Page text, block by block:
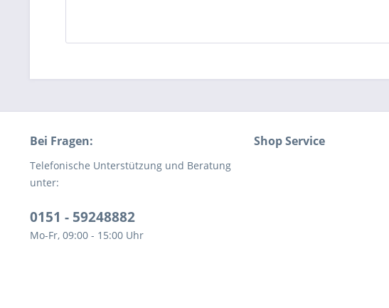
Bei Fragen:
Telefonische Unterstützung und Beratung
unter:
0151 - 59248882
Mo-Fr, 09:00 - 15:00 Uhr
Shop Service